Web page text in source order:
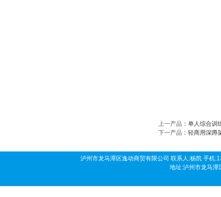
上一产品 ： 单人综合训
下一产品 ： 轻商用深蹲
泸州市龙马潭区逸动商贸有限公司 联系人:杨凯 手
地址:泸州市龙马